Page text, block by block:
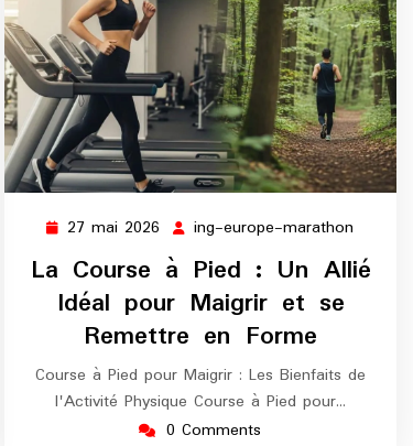
27 mai 2026 27
mai
2026
ing-europe-marathon
europe-
marathon
La Course à Pied : Un Allié
Idéal pour Maigrir et se
Remettre en Forme
Course à Pied pour Maigrir : Les Bienfaits de
l'Activité Physique Course à Pied pour…
0 Comments